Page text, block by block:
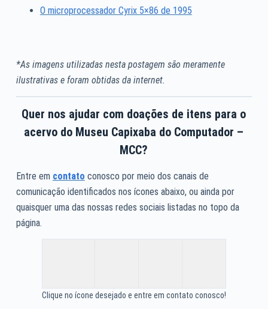
O microprocessador Cyrix 5×86 de 1995
*As imagens utilizadas nesta postagem são meramente
ilustrativas e foram obtidas da internet.
Quer nos ajudar com doações de itens para o
acervo do Museu Capixaba do Computador –
MCC?
Entre em contato conosco por meio dos canais de
comunicação identificados nos ícones abaixo, ou ainda por
quaisquer uma das nossas redes sociais listadas no topo da
página.
Clique no ícone desejado e entre em contato conosco!